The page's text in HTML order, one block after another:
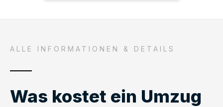
ALLE INFORMATIONEN & DETAILS
Was kostet ein Umzug